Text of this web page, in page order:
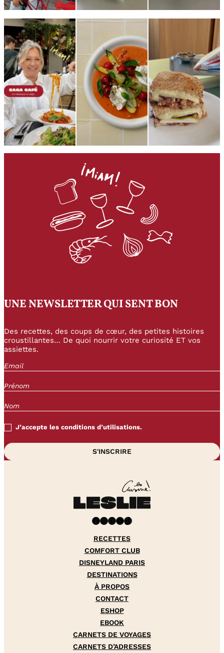
UNE NEWSLETTER QUI SENT BON
Des recettes, des coups de cœur, des petites histoires
croustillantes… De quoi nourrir votre curiosité ET vos
assiettes.
J’accepte les conditions d’utilisations.
Facebook InstagramPinterest YouTube TikTok
RECETTES
COMFORT CLUB
DISNEYLAND PARIS
DESTINATIONS
À PROPOS
CONTACT
ESHOP
EBOOK
CARNETS DE VOYAGES
CARNETS D’ADRESSES